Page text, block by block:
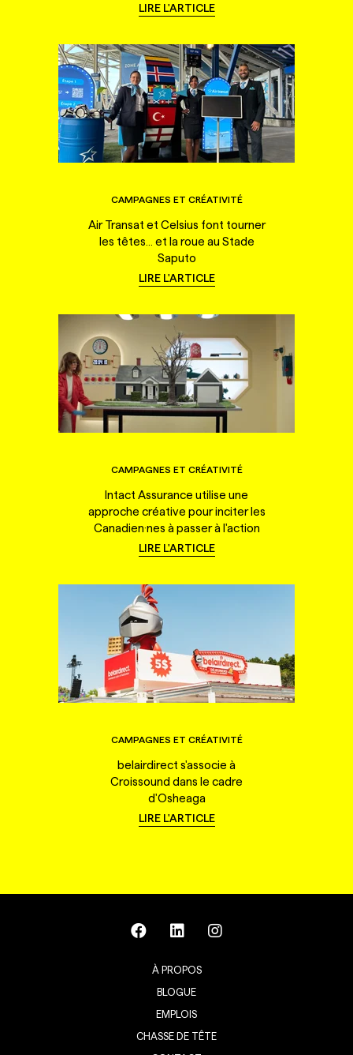
LIRE L'ARTICLE
CAMPAGNES ET CRÉATIVITÉ
Air Transat et Celsius font tourner
les têtes... et la roue au Stade
Saputo
LIRE L'ARTICLE
CAMPAGNES ET CRÉATIVITÉ
Intact Assurance utilise une
approche créative pour inciter les
Canadien·nes à passer à l'action
LIRE L'ARTICLE
CAMPAGNES ET CRÉATIVITÉ
belairdirect s'associe à
Croissound dans le cadre
d'Osheaga
LIRE L'ARTICLE
À PROPOS
BLOGUE
EMPLOIS
CHASSE DE TÊTE